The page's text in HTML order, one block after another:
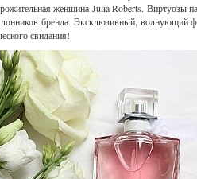
женщина Julia Roberts. Виртуозы
бренда. Эксклюзивный,
свидания!